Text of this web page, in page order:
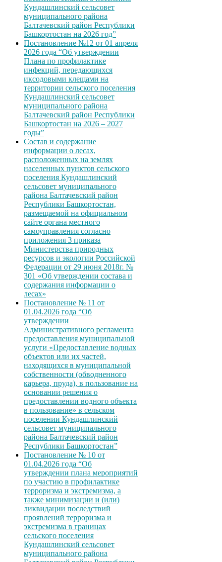
Кундашлинский сельсовет
муниципального района
Балтачевский район Республики
Башкортостан на 2026 год”
Постановление №12 от 01 апреля
2026 года “Об утверждении
Плана по профилактике
инфекций, передающихся
иксодовыми клещами на
территории сельского поселения
Кундашлинский сельсовет
муниципального района
Балтачевский район Республики
Башкортостан на 2026 – 2027
годы”
Состав и содержание
информации о лесах,
расположенных на землях
населенных пунктов сельского
поселения Кундашлинский
сельсовет муниципального
района Балтачевский район
Республики Башкортостан,
размещаемой на официальном
сайте органа местного
самоуправления согласно
приложения 3 приказа
Министерства природных
ресурсов и экологии Российской
Федерации от 29 июня 2018г. №
301 «Об утверждении состава и
содержания информации о
лесах»
Постановление № 11 от
01.04.2026 года “Об
утверждении
Административного регламента
предоставления муниципальной
услуги «Предоставление водных
объектов или их частей,
находящихся в муниципальной
собственности (обводненного
карьера, пруда), в пользование на
основании решения о
предоставлении водного объекта
в пользование» в сельском
поселении Кундашлинский
сельсовет муниципального
района Балтачевский район
Республики Башкортостан”
Постановление № 10 от
01.04.2026 года “Об
утверждении плана мероприятий
по участию в профилактике
терроризма и экстремизма, а
также минимизации и (или)
ликвидации последствий
проявлений терроризма и
экстремизма в границах
сельского поселения
Кундашлинский сельсовет
муниципального района